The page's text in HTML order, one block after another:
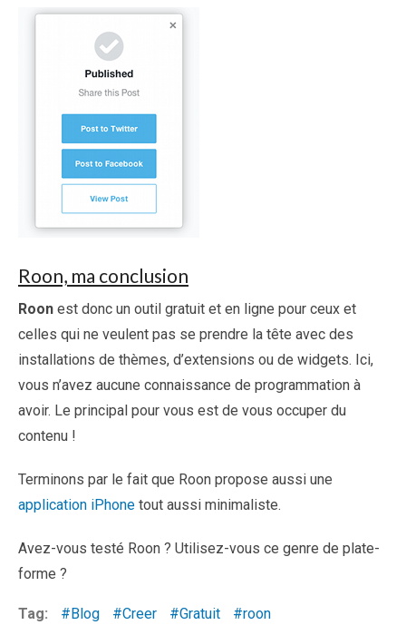
Roon, ma conclusion
Roon est donc un outil gratuit et en ligne pour ceux et
celles qui ne veulent pas se prendre la tête avec des
installations de thèmes, d’extensions ou de widgets. Ici,
vous n’avez aucune connaissance de programmation à
avoir. Le principal pour vous est de vous occuper du
contenu !
Terminons par le fait que Roon propose aussi une
application iPhone tout aussi minimaliste.
Avez-vous testé Roon ? Utilisez-vous ce genre de plate-
forme ?
Tag: Blog Creer Gratuit roon